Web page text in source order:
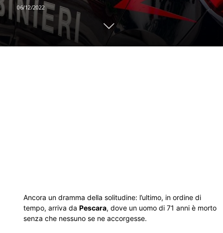
06/12/2022
Ancora un dramma della solitudine: l’ultimo, in ordine di
tempo, arriva da Pescara, dove un uomo di 71 anni è morto
senza che nessuno se ne accorgesse.